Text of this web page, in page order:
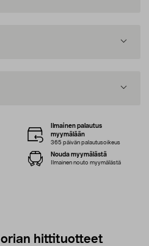
Ilmainen palautus
myymälään
365 päivän palautusoikeus
Nouda myymälästä
Ilmainen nouto myymälästä
hittituotteet